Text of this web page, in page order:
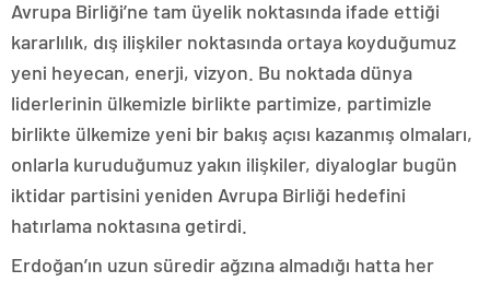
Avrupa Birliği’ne tam üyelik noktasında ifade ettiği
kararlılık, dış ilişkiler noktasında ortaya koyduğumuz
yeni heyecan, enerji, vizyon. Bu noktada dünya
liderlerinin ülkemizle birlikte partimize, partimizle
birlikte ülkemize yeni bir bakış açısı kazanmış olmaları,
onlarla kuruduğumuz yakın ilişkiler, diyaloglar bugün
iktidar partisini yeniden Avrupa Birliği hedefini
hatırlama noktasına getirdi.
Erdoğan’ın uzun süredir ağzına almadığı hatta her